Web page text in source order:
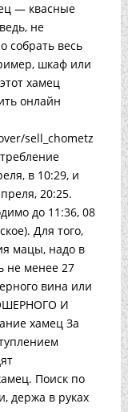
— квасные
не
собрать весь
шкаф или
хамец
онлайн
sell_chometz
в 10:29, и
20:25.
до 11:36, 08
Для того,
мацы, надо в
не менее 27
вина или
И
хамец За
Поиск по
держа в руках